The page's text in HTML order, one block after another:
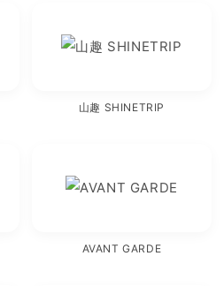
山趣 SHINETRIP
AVANT GARDE